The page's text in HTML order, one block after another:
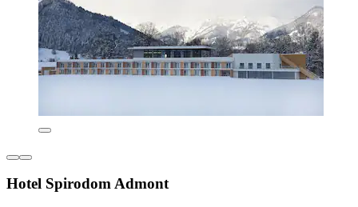
Hotel Spirodom Admont